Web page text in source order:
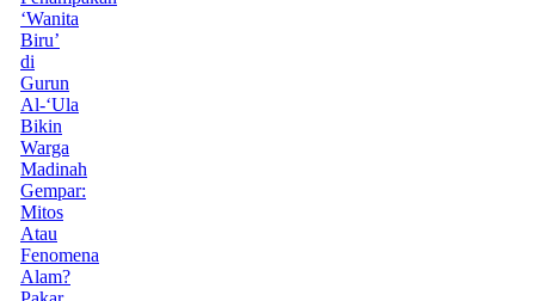
‘Wanita
Biru’
di
Gurun
Al-‘Ula
Bikin
Warga
Madinah
Gempar:
Mitos
Atau
Fenomena
Alam?